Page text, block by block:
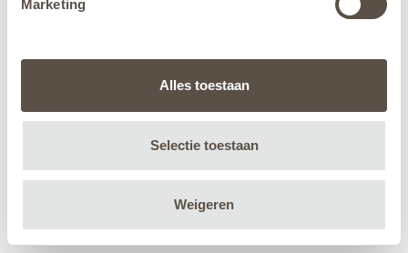
Marketing
Alles toestaan
Selectie toestaan
Weigeren